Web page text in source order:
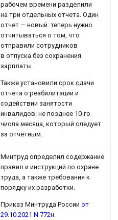
рабочем времени разделили
на три отдельных отчета. Один
отчет — новый: теперь нужно
отчитываться о том, что
отправили сотрудников
в отпуска без сохранения
зарплаты.
Также установили срок сдачи
отчета о реабилитации и
содействии занятости
инвалидов: не позднее 10-го
числа месяца, который следует
за отчетным.
Минтруд определил содержание
правил и инструкций по охране
труда, а также требования к
порядку их разработки.
Приказ Минтруда Россииот
29.10.2021 N 772н.